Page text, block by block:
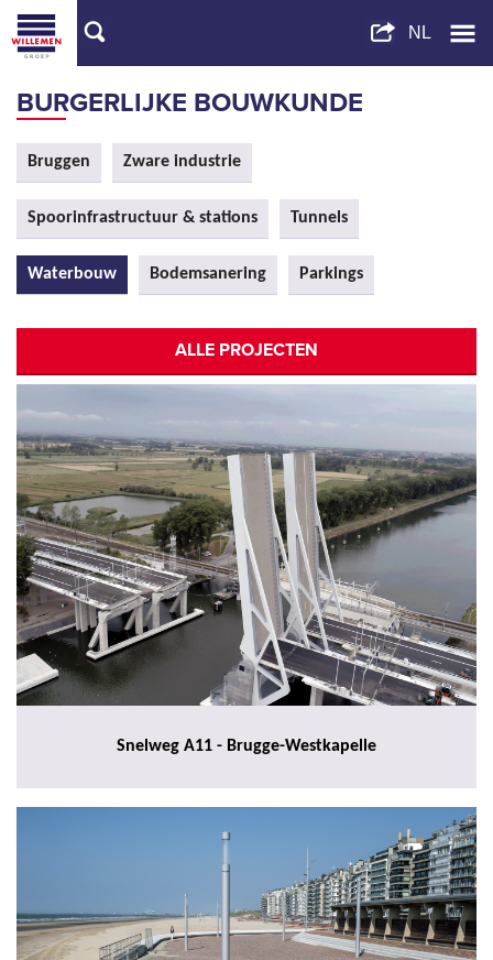
BURGERLIJKE BOUWKUNDE
Bruggen Zware industrie
Spoorinfrastructuur & stations Tunnels
Waterbouw Bodemsanering Parkings
ALLE PROJECTEN
Snelweg A11 - Brugge-Westkapelle